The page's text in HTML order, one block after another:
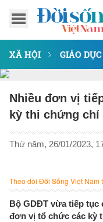
XÃ HỘI GIÁO DỤC
Nhiều đơn vị
kỳ thi chứng
Thứ năm, 26/01/2023,
Theo dõi Đời Sống Việt Nam
Bộ GDĐT vừa tiếp tục
đơn vị tổ chức các kỳ